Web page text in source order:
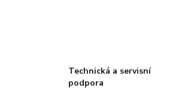
Technická a servisní
podpora